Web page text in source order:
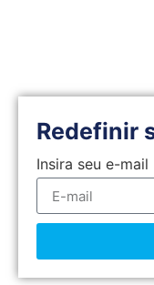
Redefinir
Insira seu e-mail